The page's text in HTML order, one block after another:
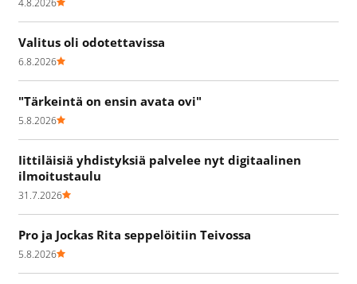
Valitus oli odotettavissa
6.8.2026
"Tärkeintä on ensin avata ovi"
5.8.2026
Iittiläisiä yhdistyksiä palvelee nyt digitaalinen
ilmoitustaulu
31.7.2026
Pro ja Jockas Rita seppelöitiin Teivossa
5.8.2026